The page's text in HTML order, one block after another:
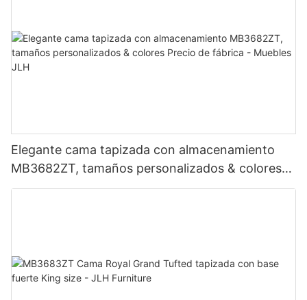
Elegante cama tapizada con almacenamiento
MB3682ZT, tamaños personalizados & colores
Precio de fábrica - Muebles JLH